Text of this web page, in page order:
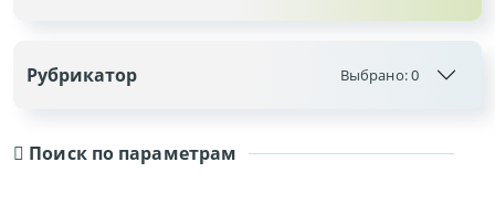
Поиск по параметрам
Рубрикатор Выбрано:0